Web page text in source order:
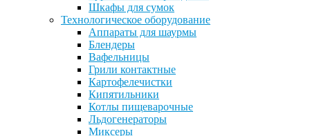
Шкафы для сумок
Технологическое оборудование
Аппараты для шаурмы
Блендеры
Вафельницы
Грили контактные
Картофелечистки
Кипятильники
Котлы пищеварочные
Льдогенераторы
Миксеры